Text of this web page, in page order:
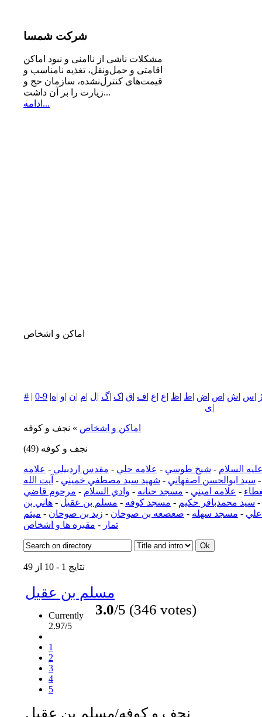
شرکت شمسا
مشكلات ناشی از ناامنی و نبود اماكن
اقامتی و حمل‌ونقل، تغذیه‌ نامناسب و
قیمت‌های كنترل‌نشده، سازمان حج و
زیارت را بر آن داشت...
ادامه...
اماکن و اشخاص
# |0-9 | |س |ش |ص |ض |ط |ظ |ع |غ |ف |ق |ک |گ |ل |م |ن |و |ه
|ی
اماکن و اشخاص » نجف و كوفه
نجف و كوفه (49)
السلام - شيخ طوسي - علامه حلي - مقدس اردبيلي - علامه
سيد ابوالحسن اصفهاني - شهيد سيد مصطفي خميني - آيت الله
- علامه اميني - مسجد حنانه - وادي السلام - مرحوم قاضي
- سيد محمدباقر حكيم - مسجد كوفه - مسلم بن عقيل - هاني بن
- مسجد سهله - صعصعه بن صوحان - زيد بن صوحان - ميثم
تمار - مقبره ها و اشخاص
نتایج 1 - 10 از 49
مسلم بن عقيل
Currently
2.97/5
1
2
3
4
5
3.0/5 (346 votes)
نجف و كوفه/مسلم بن عقيل